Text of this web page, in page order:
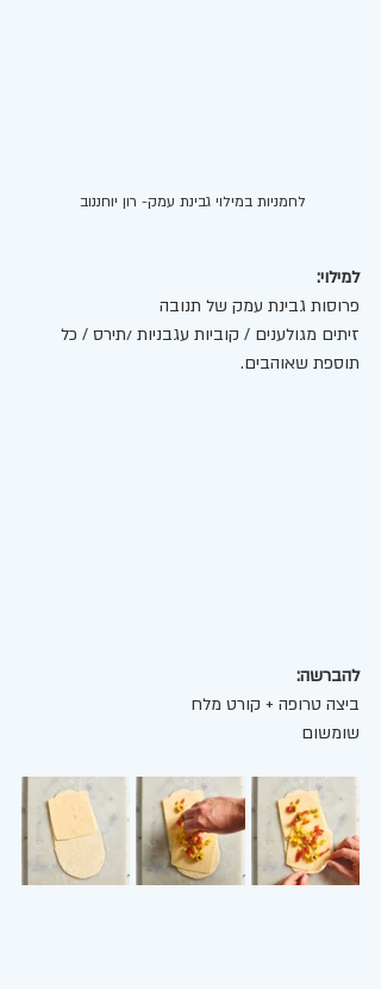
לחמניות במילוי גבינת עמק- רון יוחננוב
למילוי:
פרוסות גבינת עמק של תנובה
זיתים מגולענים / קוביות עגבניות /תירס / כל
תוספת שאוהבים.
להברשה:
ביצה טרופה + קורט מלח
שומשום